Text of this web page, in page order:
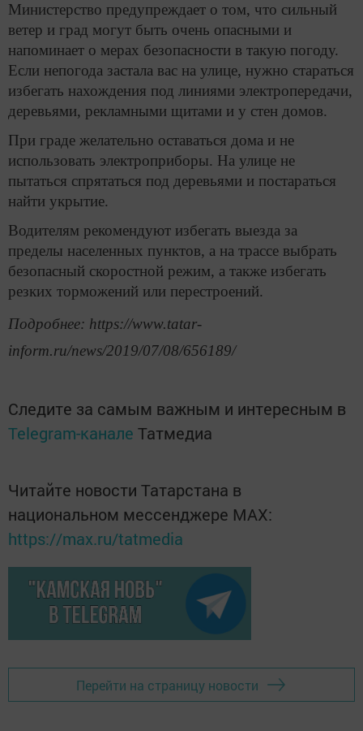
Министерство предупреждает о том, что сильный
ветер и град могут быть очень опасными и
напоминает о мерах безопасности в такую погоду.
Если непогода застала вас на улице, нужно стараться
избегать нахождения под линиями электропередачи,
деревьями, рекламными щитами и у стен домов.
При граде желательно оставаться дома и не
использовать электроприборы. На улице не
пытаться спрятаться под деревьями и постараться
найти укрытие.
Водителям рекомендуют избегать выезда за
пределы населенных пунктов, а на трассе выбрать
безопасный скоростной режим, а также избегать
резких торможений или перестроений.
Подробнее: https://www.tatar-
inform.ru/news/2019/07/08/656189/
Следите за самым важным и интересным в
Telegram-канале Татмедиа
Читайте новости Татарстана в
национальном мессенджере MАХ:
https://max.ru/tatmedia
Перейти на страницу новости